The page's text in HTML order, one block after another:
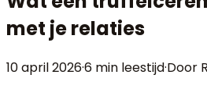
met je relaties
10 april 2026·6 min leestijd·Door